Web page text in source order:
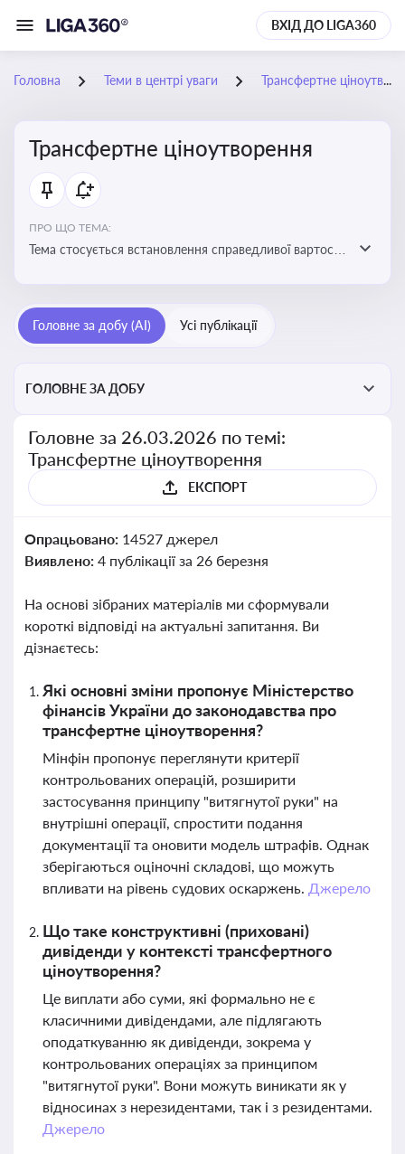
ВХІД ДО LIGA360
Головна Теми в центрі уваги Трансфертне ціноутворення
Трансфертне ціноутворення
ПРО ЩО ТЕМА:
Тема стосується встановлення справедливої вартості
Головне за добу (AI) Усі публікації
ГОЛОВНЕ ЗА ДОБУ
Головне за 26.03.2026 по темі:
Трансфертне ціноутворення
ЕКСПОРТ
Опрацьовано: 14527 джерел
Виявлено: 4 публікації за 26 березня
На основі зібраних матеріалів ми сформували
короткі відповіді на актуальні запитання. Ви
дізнаєтесь:
Які основні зміни пропонує Міністерство
фінансів України до законодавства про
трансфертне ціноутворення?
Мінфін пропонує переглянути критерії
контрольованих операцій, розширити
застосування принципу "витягнутої руки" на
внутрішні операції, спростити подання
документації та оновити модель штрафів. Однак
зберігаються оціночні складові, що можуть
впливати на рівень судових оскаржень. Джерело
Що таке конструктивні (приховані)
дивіденди у контексті трансфертного
ціноутворення?
Це виплати або суми, які формально не є
класичними дивідендами, але підлягають
оподаткуванню як дивіденди, зокрема у
контрольованих операціях за принципом
"витягнутої руки". Вони можуть виникати як у
відносинах з нерезидентами, так і з резидентами.
Джерело